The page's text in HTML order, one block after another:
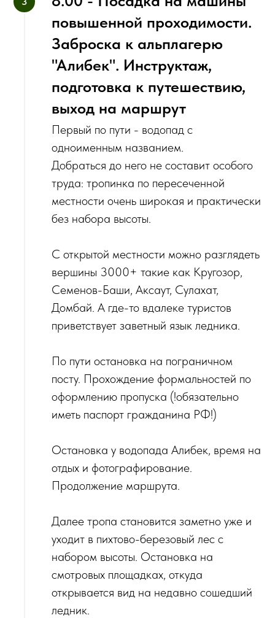
повышенной проходимости.
Заброска к альплагерю
"Алибек". Инструктаж,
подготовка к путешествию,
выход на маршрут
Первый по пути - водопад с
одноименным названием.
‌Добраться до него не составит особого
труда: тропинка по пересеченной
местности очень широкая и практически
без набора высоты.
‌С открытой местности можно разглядеть
вершины 3000+ такие как Кругозор,
Семенов-Баши, Аксаут, Сулахат,
Домбай. А где-то вдалеке туристов
приветствует заветный язык ледника.
‌По пути остановка на пограничном
посту. Прохождение формальностей по
оформлению пропуска (!обязательно
иметь паспорт гражданина РФ!)
Остановка у водопада Алибек, время на
отдых и фотографирование.
Продолжение маршрута.
‌Далее тропа становится заметно уже и
уходит в пихтово-березовый лес с
набором высоты. Остановка на
смотровых площадках, откуда
открывается вид на недавно сошедший
ледник.